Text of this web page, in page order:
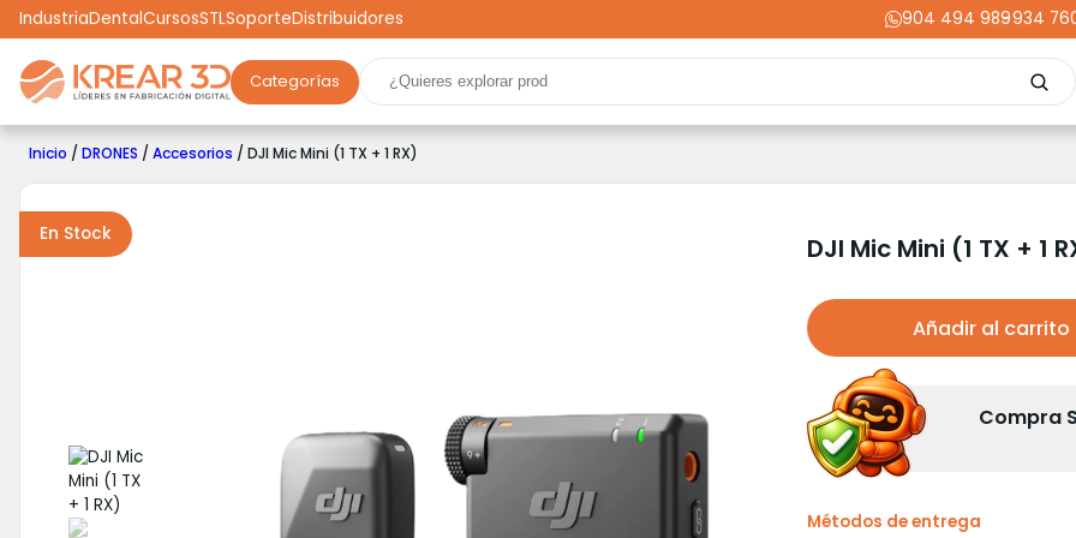
IndustriaDentalCursosSTLSoporteDistribuidores 904 494 989
-934
Categorías
Marcas Impresoras 3D Filamentos
Robótica
Scooters Drones Realidad Virtual Gaming Energía Dental Industria Liquidaciones
Inicio / DRONES / Accesorios / DJI Mic Mini (1 TX + 1 RX)
En Stock DJI Mic Mini (1 TX + 1
Añadir al carrito
Compra
Métodos de entrega